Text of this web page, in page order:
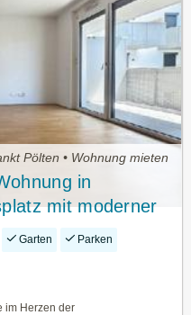
Pölten • Wohnung mieten
in
mit moderner
Garten Parken
im Herzen der